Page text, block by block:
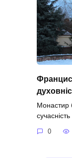
Монастир
сучасність
0